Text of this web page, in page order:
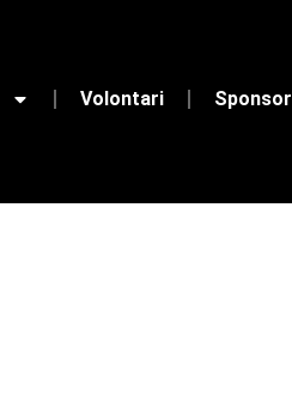
Volontari Sponsor